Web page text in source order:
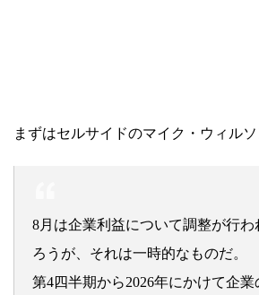
まずはセルサイドのマイク・ウィルソ
8月は企業利益について調整が行
ろうが、それは一時的なものだ。
第4四半期から2026年にかけて企